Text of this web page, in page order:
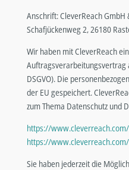
Anschrift: CleverReach GmbH
Schafjückenweg 2, 26180
Wir haben mit CleverReach
Auftragsverarbeitungsvertrag
DSGVO). Die
der EU gespeichert.
zum Thema Datenschutz und
https://
https://
Sie haben jederzeit die